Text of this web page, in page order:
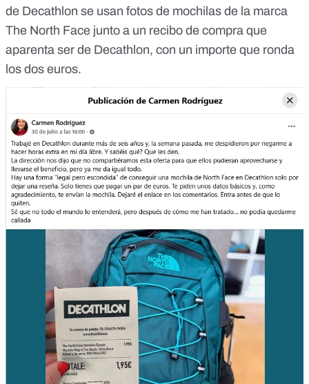
de Decathlon se usan fotos de mochilas de la marca
The North Face junto a un recibo de compra que
aparenta ser de Decathlon, con un importe que ronda
los dos euros.